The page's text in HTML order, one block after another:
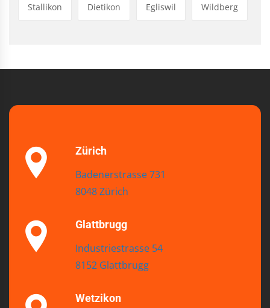
Stallikon Dietikon Egliswil Wildberg
Zürich
Badenerstrasse 731
8048 Zürich
Glattbrugg
Industriestrasse 54
8152 Glattbrugg
Wetzikon